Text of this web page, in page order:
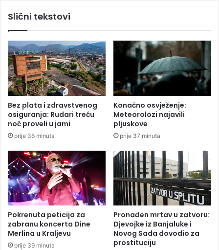
o
p
r
u
g
j
u
t
r
s
u
K
i
s
e
l
j
a
k
u
a
r
n
i
š
u
t
i
o
e
z
i
v
e
d
e
t
Slični tekstovi
Bez plata i zdravstvenog
osiguranja: Rudari treću
noć proveli u jami
prije 36 minuta
Konačno osvježenje:
Meteorolozi najavili
pljuskove
prije 37 minuta
Pokrenuta peticija za
zabranu koncerta Dine
Merlina u Kraljevu
prije 39 minuta
Pronađen mrtav u zatvoru:
Djevojke iz Banjaluke i
Novog Sada dovodio za
prostituciju